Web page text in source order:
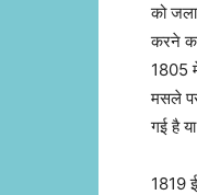
को
करने
1805
मसले
गई है
1819